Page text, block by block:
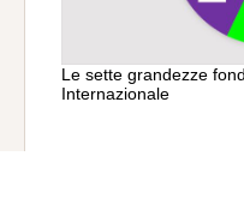
Le sette grandezze
Internazionale